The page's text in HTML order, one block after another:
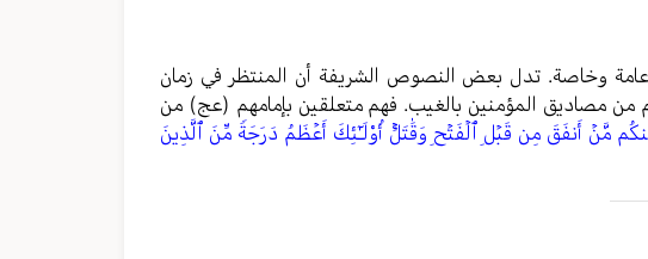
عامة وخاصة. تدل بعض النصوص الشريفة أن المنتظر في زمان
من مصاديق المؤمنين بالغيب. فهم متعلقين بإمامهم (عج) من
مَّنۡ أَنفَقَ مِن قَبۡلِ ٱلۡفَتۡحِ وَقَٰتَلَۚ أُوْلَـٰٓئِكَ أَعۡظَمُ دَرَجَةࣰ مِّنَ ٱلَّذِينَ